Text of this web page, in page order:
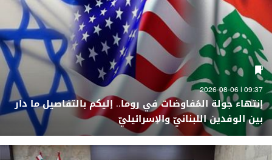
09:37 | 2026-08-06
إنتهاء جولة المُفاوضات في روما.. إليكم بالتفاصيل ما دار
بين الوفدين اللبنانيّ والإسرائيليّ